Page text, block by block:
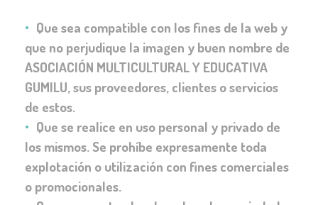
Que sea compatible con los fines de la web y
que no perjudique la imagen y buen nombre de
ASOCIACIÓN MULTICULTURAL Y EDUCATIVA
GUMILU, sus proveedores, clientes o servicios
de estos.
Que se realice en uso personal y privado de
los mismos. Se prohíbe expresamente toda
explotación o utilización con fines comerciales
o promocionales.